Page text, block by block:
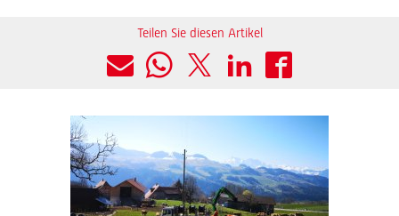
Teilen Sie diesen Artikel